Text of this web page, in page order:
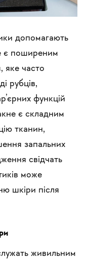
допомагають
є поширеним
яке часто
рубців,
функцій
є складним
тканин,
запальних
свідчать
може
шкіри після
живильним